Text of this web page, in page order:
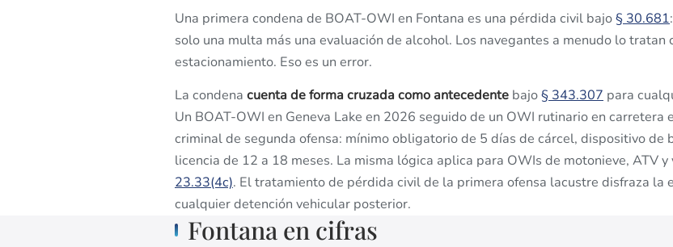
Una primera condena de BOAT-OWI en Fontana es una pérdida civil bajo§ 30.681
solo una multa más una evaluación de alcohol. Los navegantes a menudo lo
estacionamiento. Eso es un error.
La condena cuenta de forma cruzada como antecedente bajo§ 343.307 para
Un BOAT-OWI en Geneva Lake en 2026 seguido de un OWI rutinario en
criminal de segunda ofensa: mínimo obligatorio de 5 días de cárcel, dispositivo de
licencia de 12 a 18 meses. La misma lógica aplica para OWIs de motonieve, ATV
23.33(4c). El tratamiento de pérdida civil de la primera ofensa lacustre disfraza la
cualquier detención vehicular posterior.
Fontana en cifras